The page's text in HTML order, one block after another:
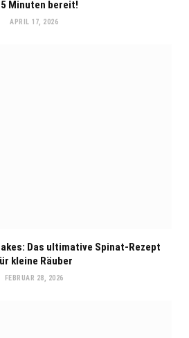
Minuten bereit!
APRIL 17, 2026
Das ultimative Spinat-Rezept
kleine Räuber
FEBRUAR 28, 2026